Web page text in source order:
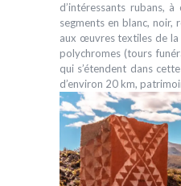
d’intéressants rubans,
segments en blanc, noir,
aux œuvres textiles de la
polychromes (tours
qui s’étendent dans
d’environ 20 km,